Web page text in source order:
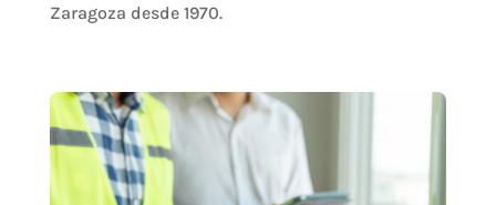
Zaragoza desde 1970.